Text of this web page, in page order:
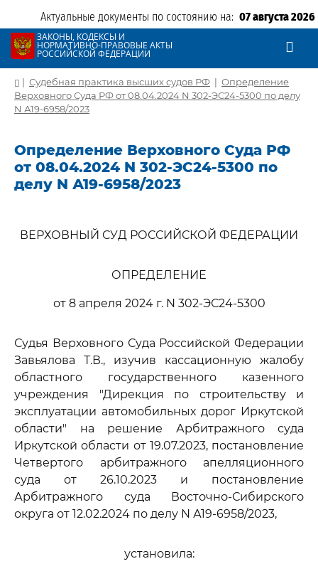
Актуальные документы по состоянию на: 07 августа 2026
ЗАКОНЫ, КОДЕКСЫ И
НОРМАТИВНО-ПРАВОВЫЕ АКТЫ
РОССИЙСКОЙ ФЕДЕРАЦИИ
| Судебная практика высших судов РФ | Определение
Верховного Суда РФ от 08.04.2024 N 302-ЭС24-5300 по делу
N А19-6958/2023
Определение Верховного Суда РФ
от 08.04.2024 N 302-ЭС24-5300 по
делу N А19-6958/2023
ВЕРХОВНЫЙ СУД РОССИЙСКОЙ ФЕДЕРАЦИИ
ОПРЕДЕЛЕНИЕ
от 8 апреля 2024 г. N 302-ЭС24-5300
Судья Верховного Суда Российской Федерации
Завьялова Т.В., изучив кассационную жалобу
областного государственного казенного
учреждения "Дирекция по строительству и
эксплуатации автомобильных дорог Иркутской
области" на решение Арбитражного суда
Иркутской области от 19.07.2023, постановление
Четвертого арбитражного апелляционного
суда от 26.10.2023 и постановление
Арбитражного суда Восточно-Сибирского
округа от 12.02.2024 по делу N А19-6958/2023,
установила: